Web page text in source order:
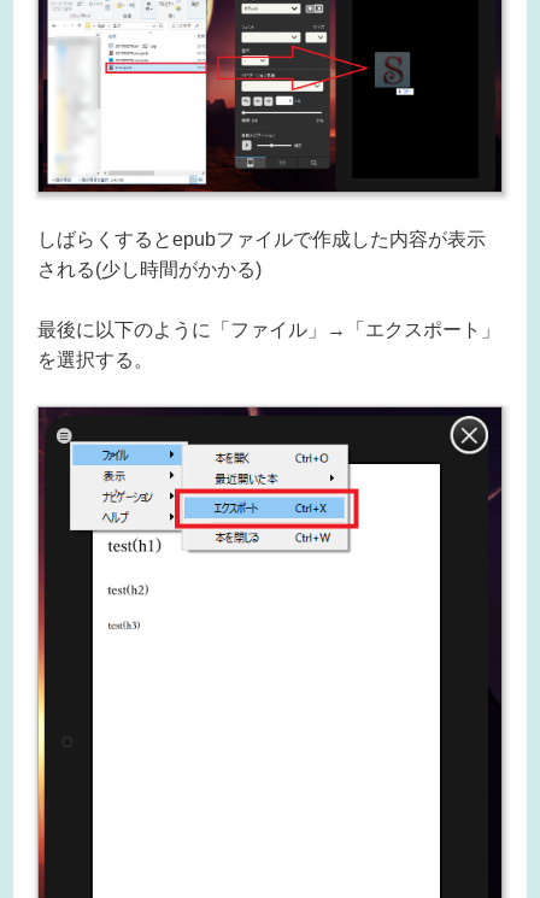
しばらくするとepubファイルで作成した内容が表示
される(少し時間がかかる)
最後に以下のように「ファイル」→「エクスポート」
を選択する。